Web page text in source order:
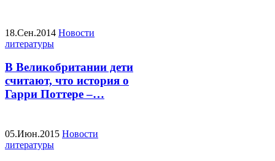
18.Сен.2014 Новости
литературы
В Великобритании дети
считают, что история о
Гарри Поттере –…
05.Июн.2015 Новости
литературы